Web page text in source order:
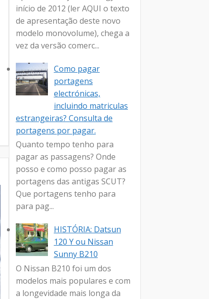
início de 2012 (ler AQUI o texto
de apresentação deste novo
modelo monovolume), chega a
vez da versão comerc...
Como pagar
portagens
electrónicas,
incluindo matriculas
estrangeiras? Consulta de
portagens por pagar.
Quanto tempo tenho para
pagar as passagens? Onde
posso e como posso pagar as
portagens das antigas SCUT?
Que portagens tenho para
para pag...
HISTÓRIA: Datsun
120 Y ou Nissan
Sunny B210
O Nissan B210 foi um dos
modelos mais populares e com
a longevidade mais longa da